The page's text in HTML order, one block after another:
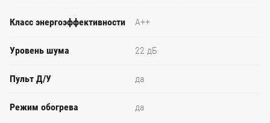
Класс энергоэффективности A++
Уровень шума 22 дБ
Пульт Д/У да
Режим обогрева да